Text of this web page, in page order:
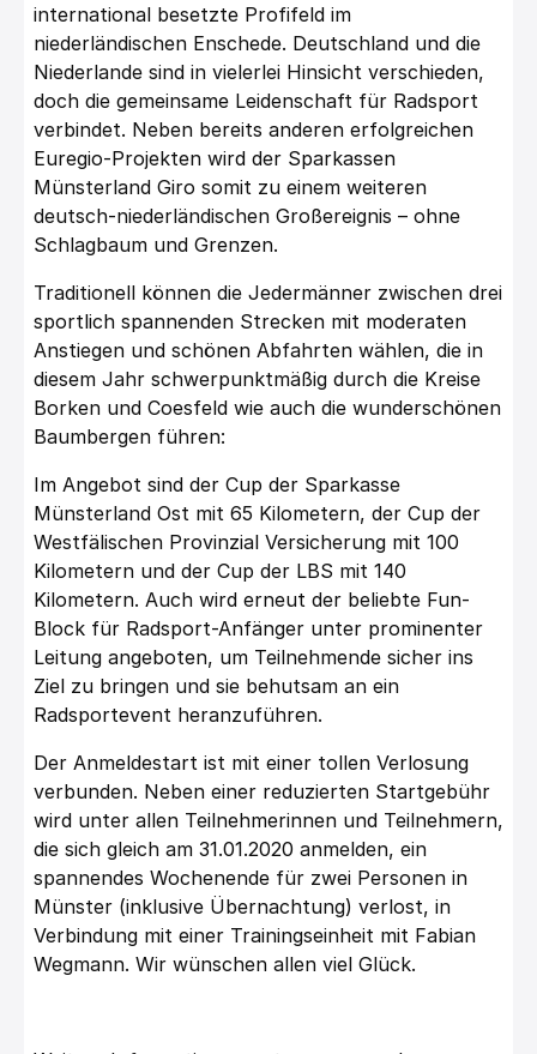
international besetzte Profifeld im
niederländischen Enschede. Deutschland und die
Niederlande sind in vielerlei Hinsicht verschieden,
doch die gemeinsame Leidenschaft für Radsport
verbindet. Neben bereits anderen erfolgreichen
Euregio-Projekten wird der Sparkassen
Münsterland Giro somit zu einem weiteren
deutsch-niederländischen Großereignis – ohne
Schlagbaum und Grenzen.
Traditionell können die Jedermänner zwischen drei
sportlich spannenden Strecken mit moderaten
Anstiegen und schönen Abfahrten wählen, die in
diesem Jahr schwerpunktmäßig durch die Kreise
Borken und Coesfeld wie auch die wunderschönen
Baumbergen führen:
Im Angebot sind der Cup der Sparkasse
Münsterland Ost mit 65 Kilometern, der Cup der
Westfälischen Provinzial Versicherung mit 100
Kilometern und der Cup der LBS mit 140
Kilometern. Auch wird erneut der beliebte Fun-
Block für Radsport-Anfänger unter prominenter
Leitung angeboten, um Teilnehmende sicher ins
Ziel zu bringen und sie behutsam an ein
Radsportevent heranzuführen.
Der Anmeldestart ist mit einer tollen Verlosung
verbunden. Neben einer reduzierten Startgebühr
wird unter allen Teilnehmerinnen und Teilnehmern,
die sich gleich am 31.01.2020 anmelden, ein
spannendes Wochenende für zwei Personen in
Münster (inklusive Übernachtung) verlost, in
Verbindung mit einer Trainingseinheit mit Fabian
Wegmann. Wir wünschen allen viel Glück.